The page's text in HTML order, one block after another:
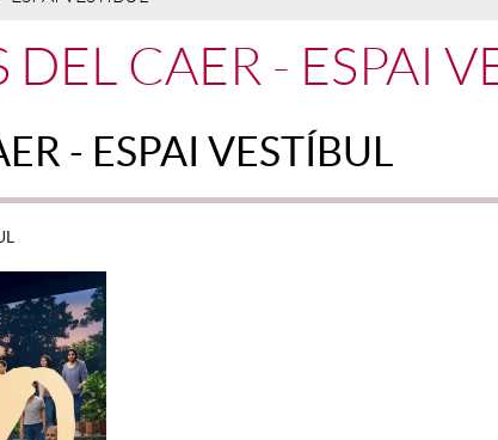
DEL CAER - ESPAI
- ESPAI VESTÍBUL